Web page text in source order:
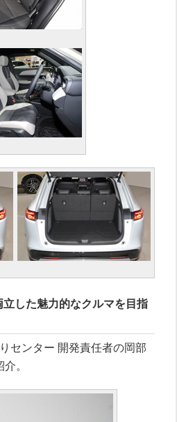
立した魅力的なクルマを目指
センター 開発責任者の岡部
。